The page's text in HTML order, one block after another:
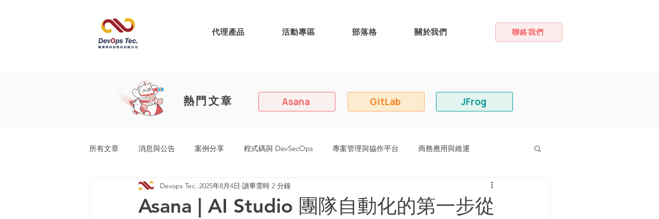
代理產品 活動專區 部落格 關於我們 聯絡我們
熱門文章 Asana GitLab JFrog
所有文章 消息與公告 案例分享 程式碼與 DevSecOps 專案管理與協作平台 商務應用與維運
工業產品開發生命週期 Easy8 (原:Easy Redmine)
Asana | AI Studio 團隊自動化的第一步從
Devops Tec. 2025年8月4日 讀畢需時 2 分鐘